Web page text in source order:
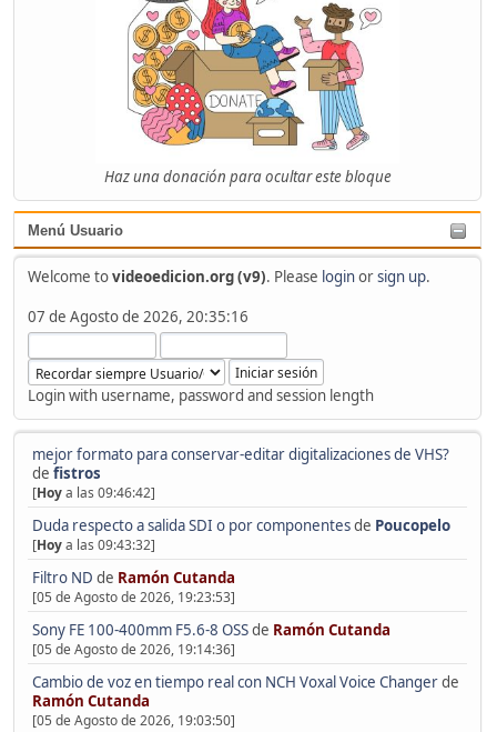
Haz una donación para ocultar este bloque
Menú Usuario
Welcome tovideoedicion.org (v9). Please loginorsign up.
07 de Agosto de 2026, 20:35:16
Login with username, password and session length
mejor formato para conservar-editar digitalizaciones de VHS?
de fistros
[Hoya las 09:46:42]
Duda respecto a salida SDI o por componentesde Poucopelo
[Hoya las 09:43:32]
Filtro ND de Ramón Cutanda
[05 de Agosto de 2026, 19:23:53]
Sony FE 100-400mm F5.6-8 OSSde Ramón Cutanda
[05 de Agosto de 2026, 19:14:36]
Cambio de voz en tiempo real con NCH Voxal Voice Changerde
Ramón Cutanda
[05 de Agosto de 2026, 19:03:50]